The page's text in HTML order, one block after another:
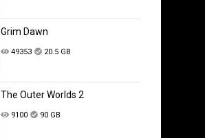
Grim Dawn
49353 20.5 GB
The Outer Worlds 2
9100 90 GB